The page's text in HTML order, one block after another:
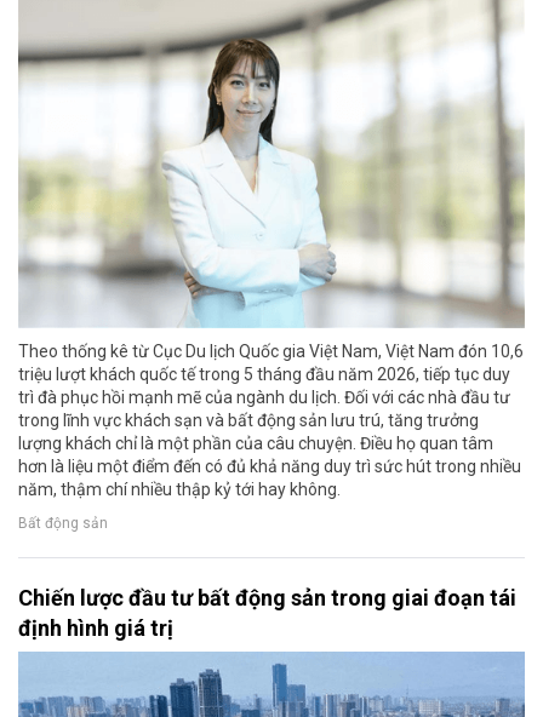
Theo thống kê từ Cục Du lịch Quốc gia Việt Nam, Việt Nam đón 10,6
triệu lượt khách quốc tế trong 5 tháng đầu năm 2026, tiếp tục duy
trì đà phục hồi mạnh mẽ của ngành du lịch. Đối với các nhà đầu tư
trong lĩnh vực khách sạn và bất động sản lưu trú, tăng trưởng
lượng khách chỉ là một phần của câu chuyện. Điều họ quan tâm
hơn là liệu một điểm đến có đủ khả năng duy trì sức hút trong nhiều
năm, thậm chí nhiều thập kỷ tới hay không.
Bất động sản
Chiến lược đầu tư bất động sản trong giai đoạn tái
định hình giá trị